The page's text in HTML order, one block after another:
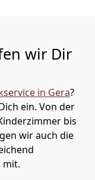
wir Dir
in Gera?
ein. Von der
bis
wir auch die
mit.